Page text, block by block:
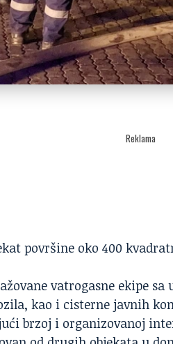
Reklama
površine oko 400
vatrogasne ekipe sa
kao i cisterne javnih
brzoj i organizovanoj